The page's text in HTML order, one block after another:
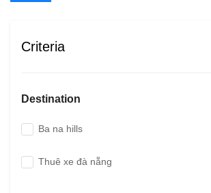
Criteria
Destination
Ba na hills
Thuê xe đà nẵng